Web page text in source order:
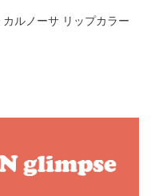
カルノーサ リップカラー